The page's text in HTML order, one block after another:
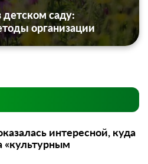
детском саду:
организации
интересной, куда
«культурным